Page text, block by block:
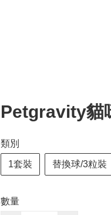
Petgravity貓
類別
1套裝 替換球/3粒裝
數量